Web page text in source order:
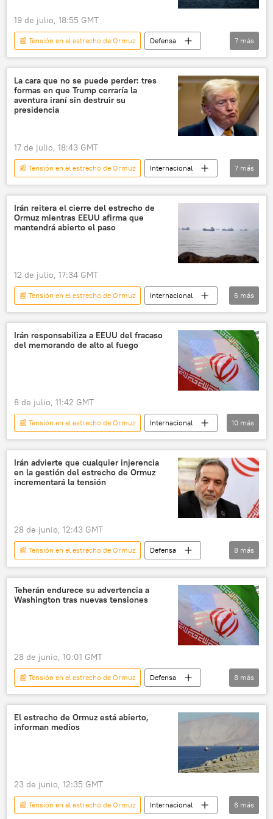
Arabia Saudita
programa nuclear
enriquecimiento de uranio
Anchorage
19 de julio, 18:55 GMT
📰 Tensión en el estrecho de Ormuz
Defensa
📰 Escalada entre EEUU, Israel e Irán
Irán
EEUU
Teherán
CGRI Washington
7 más
La cara que no se puede perder: tres
formas en que Trump cerraría la
aventura iraní sin destruir su
presidencia
17 de julio, 18:43 GMT
📰 Tensión en el estrecho de Ormuz
Internacional
política
Donald Trump
💬 Opinión y Análisis
Irán
Estrecho de Ormuz
EEUU
7 más
Irán reitera el cierre del estrecho de
Ormuz mientras EEUU afirma que
mantendrá abierto el paso
12 de julio, 17:34 GMT
📰 Tensión en el estrecho de Ormuz
Internacional
seguridad
Irán
EEUU
Mando Central de los Estados Unidos (CENTCOM)
🌍 Oriente Medio
6 más
Irán responsabiliza a EEUU del fracaso
del memorando de alto al fuego
8 de julio, 11:42 GMT
📰 Tensión en el estrecho de Ormuz
Internacional
política
seguridad
Donald Trump
Irán
OTAN
📰 Escalada entre EEUU, Israel e Irán
10 más
Irán advierte que cualquier injerencia
en la gestión del estrecho de Ormuz
incrementará la tensión
28 de junio, 12:43 GMT
📰 Tensión en el estrecho de Ormuz
Defensa
🛡️ Zonas de conflicto
Abás Aragchí
política
seguridad
Irán
EEUU
📰 Escalada entre EEUU, Israel e Irán
8 más
Teherán endurece su advertencia a
Washington tras nuevas tensiones
28 de junio, 10:01 GMT
📰 Tensión en el estrecho de Ormuz
Defensa
🛡️ Zonas de conflicto
política
seguridad
Irán
EEUU
CGRI
📰 Escalada entre EEUU, Israel e Irán
8 más
El estrecho de Ormuz está abierto,
informan medios
23 de junio, 12:35 GMT
📰 Tensión en el estrecho de Ormuz
Internacional
6 más